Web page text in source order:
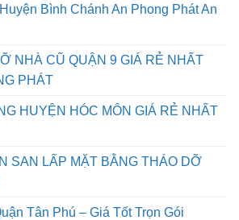
Bình Chánh An Phong Phát An
NHÀ CŨ QUẬN 9 GIÁ RẺ NHẤT
PHÁT
HUYỆN HÓC MÔN GIÁ RẺ NHẤT
SAN LẤP MẶT BẰNG THÁO DỠ
Tân Phú – Giá Tốt Trọn Gói